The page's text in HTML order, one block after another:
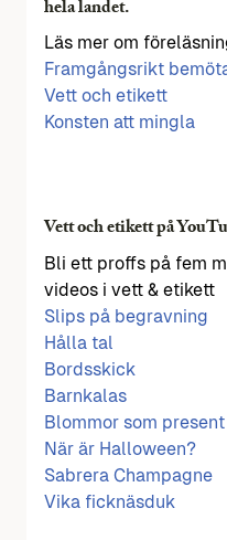
hela landet.
Läs mer om
Framgångsrikt
Vett och etikett
Konsten att mingla
Vett och etikett på
Bli ett proffs på fem
videos i vett & etikett
Slips på begravning
Hålla tal
Bordsskick
Barnkalas
Blommor som present
När är Halloween?
Sabrera Champagne
Vika ficknäsduk